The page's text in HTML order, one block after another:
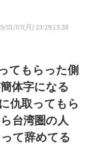
01/07(月) 23:29:15.38
てもらった側
体字になる
仇取ってもら
台湾圏の人
て辞めてる